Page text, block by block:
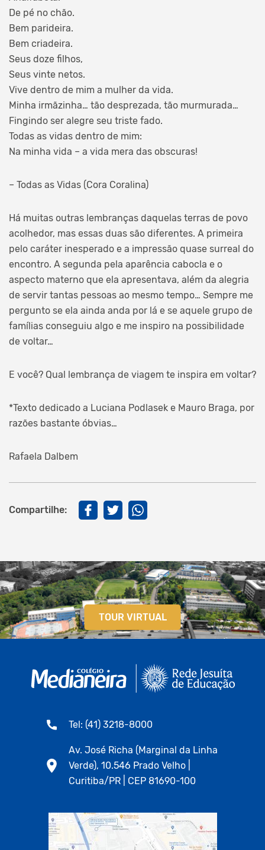
De pé no chão.
Bem parideira.
Bem criadeira.
Seus doze filhos,
Seus vinte netos.
Vive dentro de mim a mulher da vida.
Minha irmãzinha… tão desprezada, tão murmurada…
Fingindo ser alegre seu triste fado.
Todas as vidas dentro de mim:
Na minha vida – a vida mera das obscuras!
– Todas as Vidas (Cora Coralina)
Há muitas outras lembranças daquelas terras de povo
acolhedor, mas essas duas são diferentes. A primeira
pelo caráter inesperado e a impressão quase surreal do
encontro. A segunda pela aparência cabocla e o
aspecto materno que ela apresentava, além da alegria
de servir tantas pessoas ao mesmo tempo… Sempre me
pergunto se ela ainda anda por lá e se aquele grupo de
famílias conseguiu algo e me inspiro na possibilidade
de voltar…
E você? Qual lembrança de viagem te inspira em voltar?
*Texto dedicado a Luciana Podlasek e Mauro Braga, por
razões bastante óbvias…
Rafaela Dalbem
Compartilhe:
TOUR VIRTUAL
Tel: (41) 3218-8000
Av. José Richa (Marginal da Linha
Verde), 10.546 Prado Velho |
Curitiba/PR | CEP 81690-100